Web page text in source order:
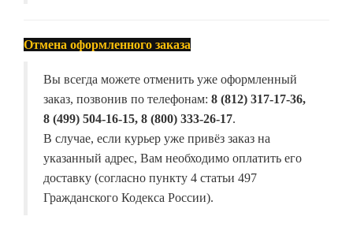
Отмена оформленного заказа
Вы всегда можете отменить уже оформленный
заказ, позвонив по телефонам: 8 (812) 317-17-36,
8 (499) 504-16-15, 8 (800) 333-26-17.
В случае, если курьер уже привёз заказ на
указанный адрес, Вам необходимо оплатить его
доставку (согласно пункту 4 статьи 497
Гражданского Кодекса России).